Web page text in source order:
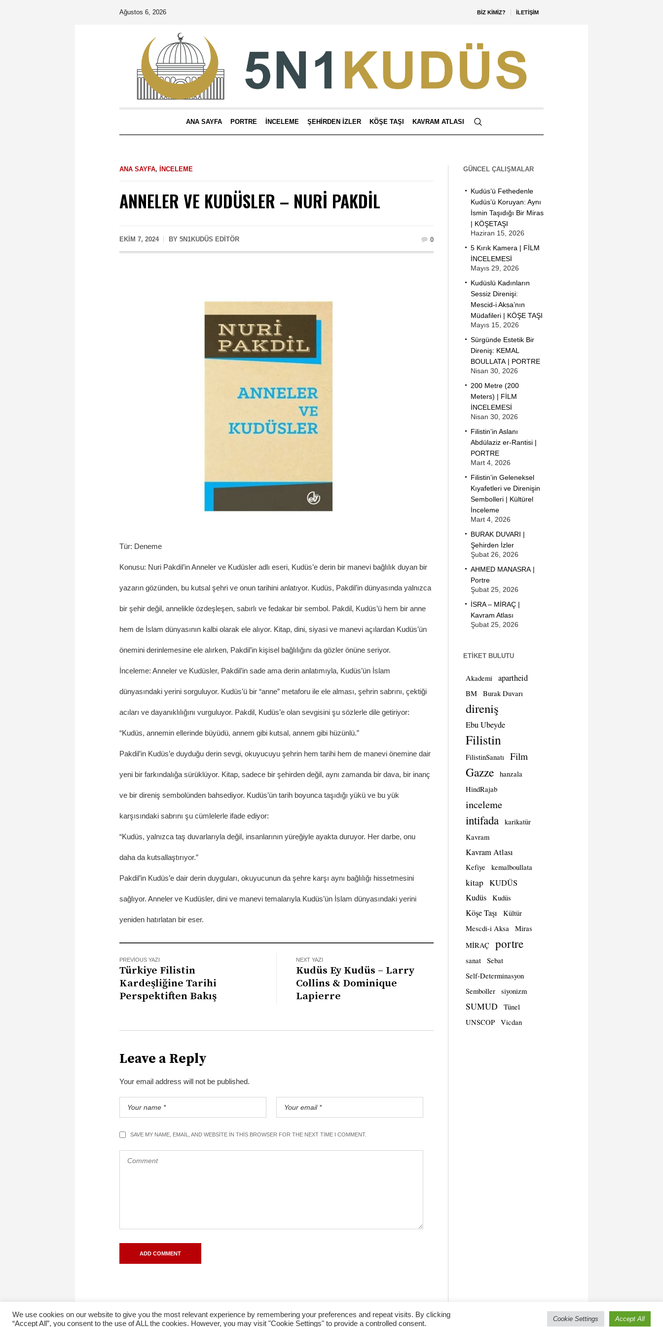
BIZ KIMIZ? İLETIŞIM
Ağustos 6, 2026
ANA SAYFA PORTRE İNCELEME ŞEHIRDEN İZLER KÖŞE TAŞI KAVRAM ATLASI
ANA SAYFA, İNCELEME
ANNELER VE KUDÜSLER – NURI PAKDIL
EKIM 7, 2024 BY 5N1KUDÜS EDITÖR 0
Tür: Deneme
Konusu: Nuri Pakdil’in Anneler ve Kudüsler adlı eseri, Kudüs’e derin bir manevi bağlılık duyan bir
yazarın gözünden, bu kutsal şehri ve onun tarihini anlatıyor. Kudüs, Pakdil’in dünyasında yalnızca
bir şehir değil, annelikle özdeşleşen, sabırlı ve fedakar bir sembol. Pakdil, Kudüs’ü hem bir anne
hem de İslam dünyasının kalbi olarak ele alıyor. Kitap, dini, siyasi ve manevi açılardan Kudüs’ün
önemini derinlemesine ele alırken, Pakdil’in kişisel bağlılığını da gözler önüne seriyor.
İnceleme: Anneler ve Kudüsler, Pakdil’in sade ama derin anlatımıyla, Kudüs’ün İslam
dünyasındaki yerini sorguluyor. Kudüs’ü bir “anne” metaforu ile ele alması, şehrin sabrını, çektiği
acıları ve dayanıklılığını vurguluyor. Pakdil, Kudüs’e olan sevgisini şu sözlerle dile getiriyor:
“Kudüs, annemin ellerinde büyüdü, annem gibi kutsal, annem gibi hüzünlü.”
Pakdil’in Kudüs’e duyduğu derin sevgi, okuyucuyu şehrin hem tarihi hem de manevi önemine dair
yeni bir farkındalığa sürüklüyor. Kitap, sadece bir şehirden değil, aynı zamanda bir dava, bir inanç
ve bir direniş sembolünden bahsediyor. Kudüs’ün tarih boyunca taşıdığı yükü ve bu yük
karşısındaki sabrını şu cümlelerle ifade ediyor:
“Kudüs, yalnızca taş duvarlarıyla değil, insanlarının yüreğiyle ayakta duruyor. Her darbe, onu
daha da kutsallaştırıyor.”
Pakdil’in Kudüs’e dair derin duyguları, okuyucunun da şehre karşı aynı bağlılığı hissetmesini
sağlıyor. Anneler ve Kudüsler, dini ve manevi temalarıyla Kudüs’ün İslam dünyasındaki yerini
yeniden hatırlatan bir eser.
PREVIOUS YAZI
Türkiye Filistin
Kardeşliğine Tarihi
Perspektiften Bakış
NEXT YAZI
Kudüs Ey Kudüs – Larry
Collins & Dominique
Lapierre
Leave a Reply
Your email address will not be published.
SAVE MY NAME, EMAIL, AND WEBSITE IN THIS BROWSER FOR THE NEXT TIME I COMMENT.
GÜNCEL ÇALIŞMALAR
Kudüs’ü Fethedenle
Kudüs’ü Koruyan: Aynı
İsmin Taşıdığı Bir Miras
| KÖŞETAŞI
Haziran 15, 2026
5 Kırık Kamera | FİLM
İNCELEMESİ
Mayıs 29, 2026
Kudüslü Kadınların
Sessiz Direnişi:
Mescid-i Aksa’nın
Müdafileri | KÖŞE TAŞI
Mayıs 15, 2026
Sürgünde Estetik Bir
Direniş: KEMAL
BOULLATA | PORTRE
Nisan 30, 2026
200 Metre (200
Meters) | FİLM
İNCELEMESİ
Nisan 30, 2026
Filistin’in Aslanı
Abdülaziz er-Rantisi |
PORTRE
Mart 4, 2026
Filistin’in Geleneksel
Kıyafetleri ve Direnişin
Sembolleri | Kültürel
İnceleme
Mart 4, 2026
BURAK DUVARI |
Şehirden İzler
Şubat 26, 2026
AHMED MANASRA |
Portre
Şubat 25, 2026
İSRA – MİRAÇ |
Kavram Atlası
Şubat 25, 2026
ETIKET BULUTU
Akademi apartheid
BM Burak Duvarı
direniş
Ebu Ubeyde
Filistin
FilistinSanatı Film
Gazze
hanzala
HindRajab
inceleme
intifada
karikatür
Kavram
Kavram Atlası
Kefiye kemalboullata
kitap KUDÜS
Kudüs
Kudüs
Köşe Taşı
Kültür
Mescdi-i Aksa
Miras
MİRAÇ
portre
sanat
Sebat
Self-Determinasyon
Semboller
siyonizm
SUMUD
Tünel
UNSCOP
Vicdan
5N1KUDÜS © 2018
We use cookies on our website to give you the most relevant experience by remembering your preferences and repeat visits. By clicking
“Accept All”, you consent to the use of ALL the cookies. However, you may visit "Cookie Settings" to provide a controlled consent.
Cookie Settings Accept All